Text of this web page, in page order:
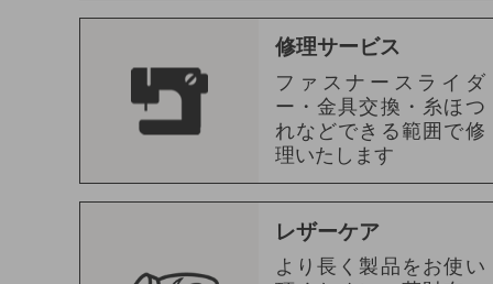
修理サービス
ファスナースライダ
ー・金具交換・糸ほつ
れなどできる範囲で修
理いたします
レザーケア
より長く製品をお使い